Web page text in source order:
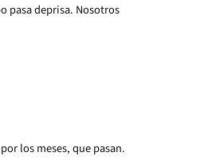
pasa deprisa. Nosotros
los meses, que pasan.